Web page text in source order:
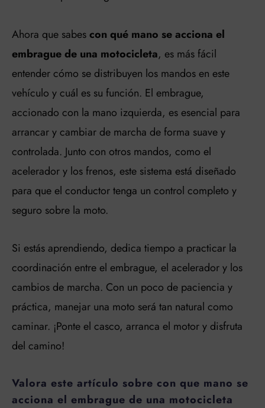
Ahora que sabescon qué mano se acciona el
embrague de una motocicleta, es más fácil
entender cómo se distribuyen los mandos en este
vehículo y cuál es su función. El embrague,
accionado con la mano izquierda, es esencial para
arrancar y cambiar de marcha de forma suave y
controlada. Junto con otros mandos, como el
acelerador y los frenos, este sistema está diseñado
para que el conductor tenga un control completo y
seguro sobre la moto.
Si estás aprendiendo, dedica tiempo a practicar la
coordinación entre el embrague, el acelerador y los
cambios de marcha. Con un poco de paciencia y
práctica, manejar una moto será tan natural como
caminar. ¡Ponte el casco, arranca el motor y disfruta
del camino!
Valora este artículo sobre con que mano se
acciona el embrague de una motocicleta